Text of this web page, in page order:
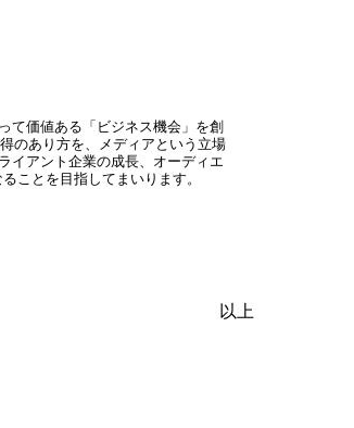
て価値ある「ビジネス機会」を創
のあり方を、メディアという立場
イアント企業の成長、オーディエ
ことを目指してまいります。
以上